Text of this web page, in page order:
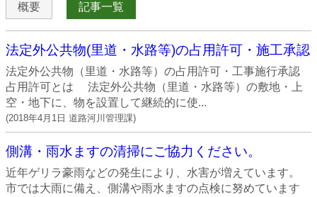
概要 記事一覧
法定外公共物(里道・水路等)の占用許可・施工承認
法定外公共物（里道・水路等）の占用許可・工事施行承認
占用許可とは 法定外公共物（里道・水路等）の敷地・上
空・地下に、物を設置して継続的に使...
(2018年4月1日 道路河川管理課)
側溝・雨水ますの清掃にご協力ください。
近年ゲリラ豪雨などの発生により、水害が増えています。
市では大雨に備え、側溝や雨水ますの点検に努めています